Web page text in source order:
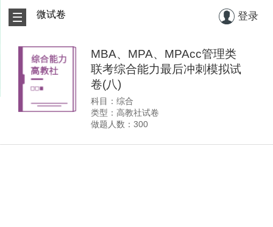
微试卷 登录
MBA、MPA、MPAcc管理类
联考综合能力最后冲刺模拟试
卷(八)
科目：综合
类型：高教社试卷
做题人数：300